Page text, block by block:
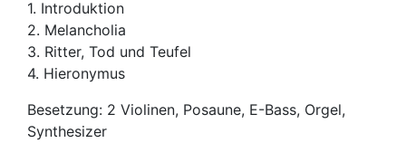
1. Introduktion
2. Melancholia
3. Ritter, Tod und Teufel
4. Hieronymus
Besetzung: 2 Violinen, Posaune, E-Bass, Orgel,
Synthesizer